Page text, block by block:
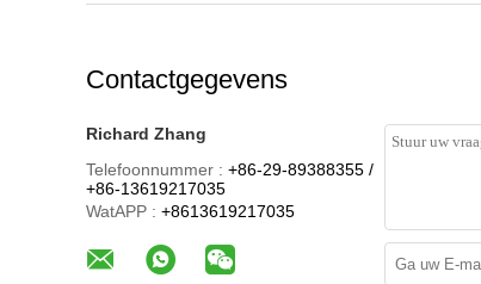
Contactgegevens
Richard Zhang
Telefoonnummer : +86-29-89388355 /
+86-13619217035
WatAPP : +8613619217035